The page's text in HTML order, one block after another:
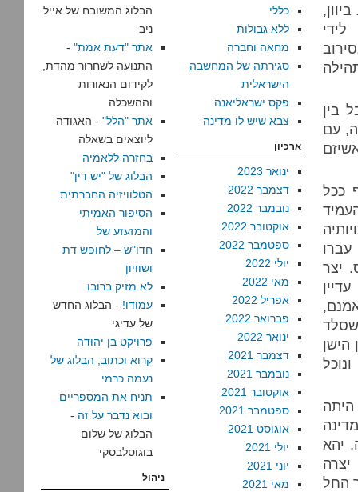
בין
עם
ככל
יצר
אמנם,
הישן
היתה
יהא
החל
כללי
ללא גבולות
מחאה וחברה
סגירתה של המחשבה
הישראלית
פקס ישראליאנה
צבא שיש לו מדינה
ארכיון
ינואר 2023
דצמבר 2022
נובמבר 2022
אוקטובר 2022
ספטמבר 2022
יולי 2022
מאי 2022
אפריל 2022
פברואר 2022
ינואר 2022
דצמבר 2021
נובמבר 2021
אוקטובר 2021
ספטמבר 2021
אוגוסט 2021
יולי 2021
יוני 2021
מאי 2021
הבלוג המשובח של אייל
ניב
אתר "דעת אמת" -
התנועה לשחרור מהדת,
לקידום הנאורות
וההשכלה
אתר "הלל" - האגודה
ליוצאים בשאלה
בחזרה ללאמיה
הבלוג של "יש דין"
הטלוויזיה החברתית
הסיפור האמיתי
והמזעזע של
חדו"ש – לחופש דת
ושוויון
לא מזיק ברובו
עמודו! - הבלוג החדש
של עדיגי
פרויקט בן יהודה
קרוא וכתוב, הבלוג של
נעמה כרמי
תניח את המספריים
ובוא נדבר על זה -
הבלוג של שלום
בוגוסלבסקי
ניהול